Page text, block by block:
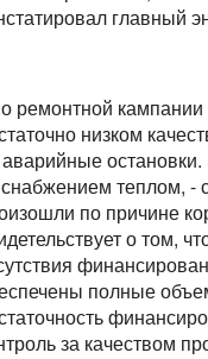
главный
ремонтной кампании
низком
теплом, -
по причине
о том,
полные
за качеством